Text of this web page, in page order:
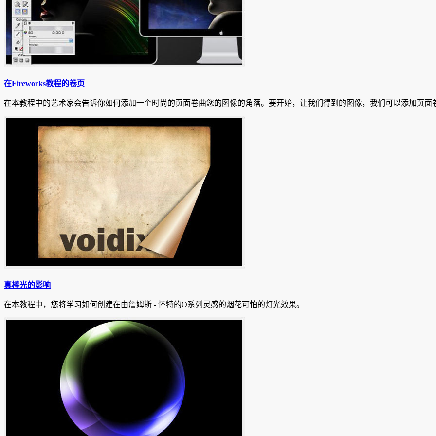
在Fireworks教程的卷页
在本教程中的艺术家会告诉你如何添加一个时尚的页面卷曲您的图像的角落。 要开始，让我们得到的图像，我们可以添加页面
真棒光的影响
在本教程中，您将学习如何创建在由詹姆斯 - 怀特的O系列灵感的烟花可怕的灯光效果。